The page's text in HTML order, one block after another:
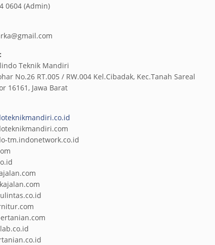
0604 (Admin)
Teknik Mandiri
No.26 RT.005 / RW.004 Kel.Cibadak, Kec.Tanah Sareal
16161, Jawa Barat
tm.indonetwork.co.id